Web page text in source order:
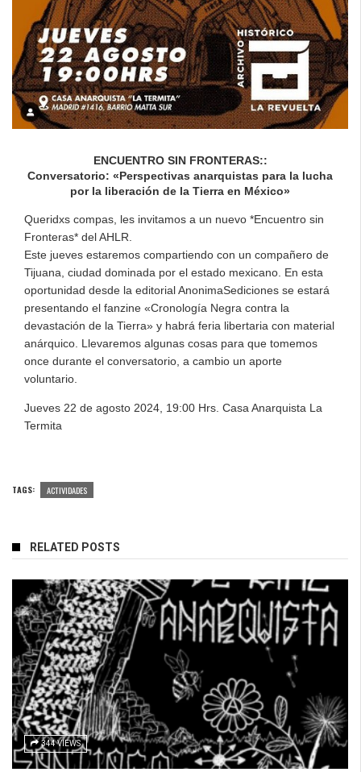
ENCUENTRO SIN FRONTERAS::
Conversatorio: «Perspectivas anarquistas para la lucha
por la liberación de la Tierra en México»
Queridxs compas, les invitamos a un nuevo *Encuentro sin
Fronteras* del AHLR.
Este jueves estaremos compartiendo con un compañero de
Tijuana, ciudad dominada por el estado mexicano. En esta
oportunidad desde la editorial AnonimaSediciones se estará
presentando el fanzine «Cronología Negra contra la
devastación de la Tierra» y habrá feria libertaria con material
anárquico. Llevaremos algunas cosas para que tomemos
once durante el conversatorio, a cambio un aporte
voluntario.
Jueves 22 de agosto 2024, 19:00 Hrs. Casa Anarquista La
Termita
TAGS: ACTIVIDADES
RELATED POSTS
344 VIEWS